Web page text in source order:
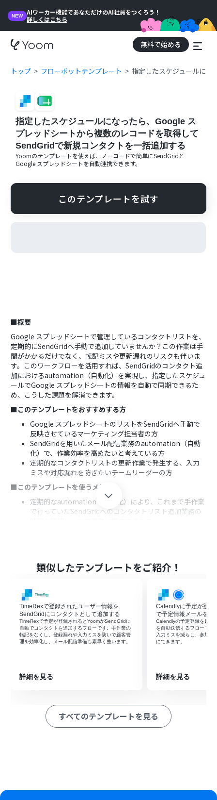
NEW
AIワーカー機能であなただけのAI社員をつくろう！
詳しくはこちら
無料で始める
トップ フローボットテンプレート 指定したスケジュールに
指定したスケジュールになったら、Google ス
プレッドシートから複数のレコードを取得して
SendGridで新規コンタクトを一括追加する
Yoomのテンプレートを使えば、ノーコードで簡単にSendGridと
Google スプレッドシートを自動連携できます。
このテンプレートを試す
■概要
Google スプレッドシートで管理しているコンタクトリストを、
定期的にSendGridへ手動で追加していませんか？この作業は手
間がかかるだけでなく、転記ミスや更新漏れのリスクも伴いま
す。このワークフローを活用すれば、SendGridのコンタクト追
加におけるautomation（自動化）を実現し、指定したスケジュ
ールでGoogle スプレッドシートの情報を自動で同期できるた
め、こうした課題を解消できます。
■このテンプレートをおすすめする方
Google スプレッドシートのリストをSendGridへ手動で
反映させているマーケティング担当者の方
SendGridを用いたメール配信業務のautomation（自動
化）で、作業効率を高めたいと考えている方
定期的なコンタクトリストの更新作業で発生する、入力
ミスや対応漏れを防ぎたいチームリーダーの方
■このテンプレートを使うメリット
定期的なautomation（自動化）により、これまで手作業
で行っていたSendGridへのコンタクトリスト追加業務の
■フローボットの流れ
と連携します。
次に、トリガーでスケジュールトリガーを選択し、フロー
ボットを起動したい任意のスケジュールを設定します。
次に、オペレーションでGoogle スプレッドシートの「複
数のレコードを取得する」を選択し、対象のスプレッド
シートを設定します。
その後、取得したレコードの数だけ処理を繰り返すた
最後に、繰り返し処理の中でSendGridの「コンタクトリ
※「トリガー」：フロー起動のきっかけとなるアクション、「オ
ペレーション」：トリガー起動後、フロー内で処理を行うアク
さい。
類似したテンプレートをご紹介！
TimeRexで登録されたユーザー情報を
SendGridにコンタクトとして追加する
TimeRexで予定が登録されるとYoomがSendGridに
自動でコンタクトを追加するフローです。手作業の
転記をなくし、登録漏れや入力ミスを防いで顧客管
理を効率化し、メール配信準備も素早く整います。
詳細を見る
Calendlyに予定が登録
で予定情報メールを自
Calendlyの予定登録を起点
を自動送信するフローです
入力ミスを減らし、参加者
にできます。
詳細を見る
すべてのテンプレートを見る